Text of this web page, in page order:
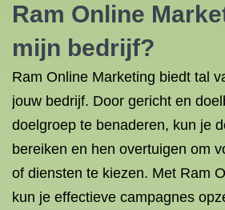
Ram Online
mijn bedrijf?
Ram Online Marketing biedt tal
jouw bedrijf. Door gericht en
doelgroep te benaderen, kun je
bereiken en hen overtuigen om
of diensten te kiezen. Met Ram
kun je effectieve campagnes